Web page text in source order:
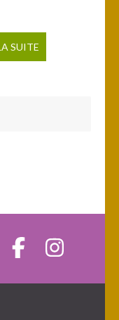
SUITE